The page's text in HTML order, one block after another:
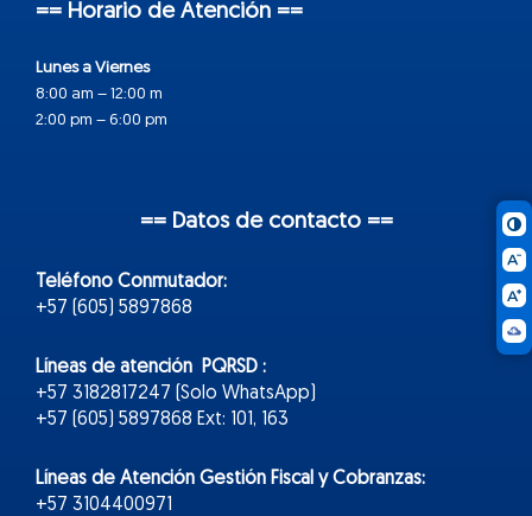
== Horario de Atención ==
Lunes a Viernes
8:00 am – 12:00 m
2:00 pm – 6:00 pm
== Datos de contacto ==
Teléfono Conmutador:
+57 (605) 5897868
Líneas de atención PQRSD :
+57 3182817247 (Solo WhatsApp)
+57 (605) 5897868 Ext: 101, 163
Líneas de Atención Gestión Fiscal y Cobranzas:
+57 3104400971